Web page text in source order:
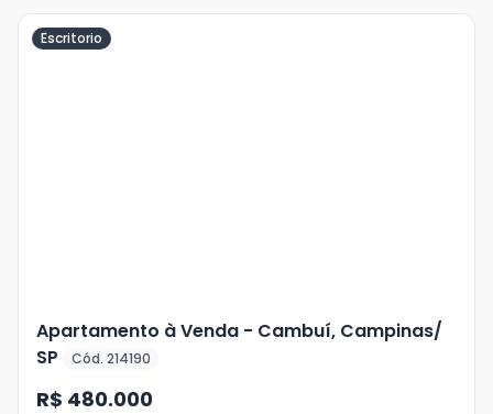
Escritorio
Apartamento à Venda - Cambuí, Campinas/
SP
Cód. 214190
R$ 480.000